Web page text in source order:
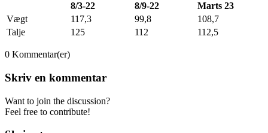
8/3-22 8/9-22
Marts 23
Vægt
117,3 99,8
108,7
Talje
125 112 112,5
0 Kommentar(er)
Skriv en kommentar
Want to join the discussion?
Feel free to contribute!